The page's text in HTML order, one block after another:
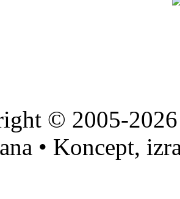
© 2005-
• Koncept,